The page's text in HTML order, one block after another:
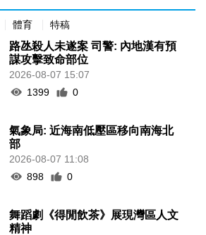
體育 特稿
路氹殺人未遂案 司警: 內地漢有預
謀攻擊致命部位
2026-08-07 15:07
1399
0
氣象局: 近海南低壓區移向南海北
部
2026-08-07 11:08
898
0
舞蹈劇《得閒飲茶》展現灣區人文
精神